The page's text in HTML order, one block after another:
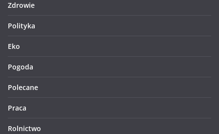
Zdrowie
Polityka
Eko
Pogoda
Polecane
Praca
Rolnictwo